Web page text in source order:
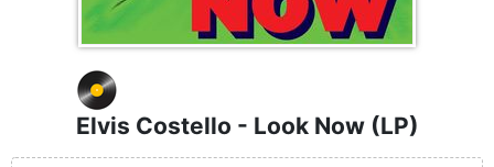
Elvis Costello - Look Now (LP)